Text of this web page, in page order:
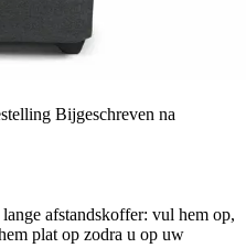
Bijgeschreven na
afstandskoffer: vul hem op,
plat op zodra u op uw